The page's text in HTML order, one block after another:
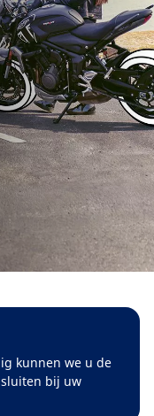
kunnen we u de
bij uw